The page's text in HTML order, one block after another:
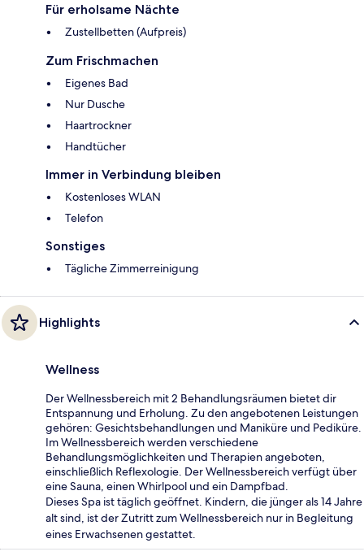
Für erholsame Nächte
Zustellbetten (Aufpreis)
Zum Frischmachen
Eigenes Bad
Nur Dusche
Haartrockner
Handtücher
Immer in Verbindung bleiben
Kostenloses WLAN
Telefon
Sonstiges
Tägliche Zimmerreinigung
Highlights
Wellness
Der Wellnessbereich mit 2 Behandlungsräumen bietet dir
Entspannung und Erholung. Zu den angebotenen Leistungen
gehören: Gesichtsbehandlungen und Maniküre und Pediküre.
Im Wellnessbereich werden verschiedene
Behandlungsmöglichkeiten und Therapien angeboten,
einschließlich Reflexologie. Der Wellnessbereich verfügt über
eine Sauna, einen Whirlpool und ein Dampfbad.
Dieses Spa ist täglich geöffnet. Kindern, die jünger als 14 Jahre
alt sind, ist der Zutritt zum Wellnessbereich nur in Begleitung
eines Erwachsenen gestattet.